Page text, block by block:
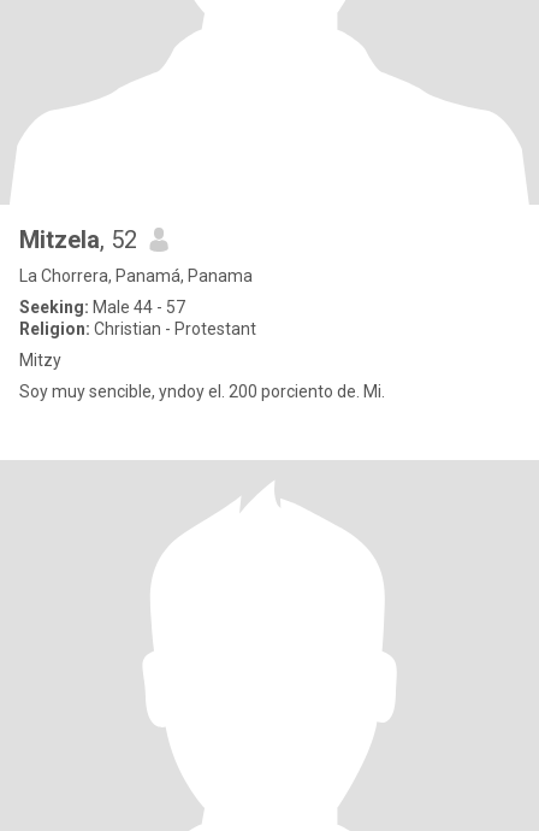
Mitzela, 52
La Chorrera, Panamá, Panama
Seeking: Male 44 - 57
Religion: Christian - Protestant
Mitzy
Soy muy sencible, yndoy el. 200 porciento de. Mi.